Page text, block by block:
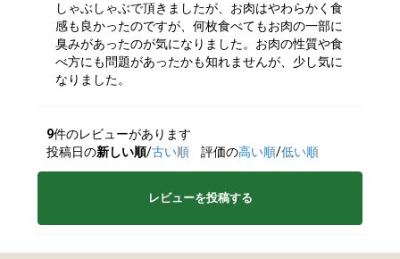
しゃぶしゃぶで頂きましたが、お肉はやわらかく食
感も良かったのですが、何枚食べてもお肉の一部に
臭みがあったのが気になりました。お肉の性質や食
べ方にも問題があったかも知れませんが、少し気に
なりました。
9件のレビューがあります
投稿日の新しい順/古い順 評価の高い順/低い順
レビューを投稿する